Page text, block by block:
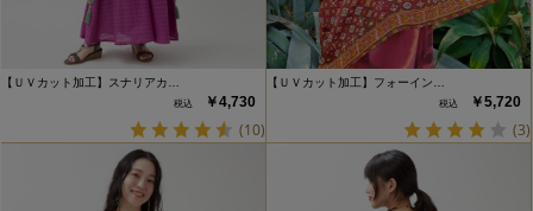
【ＵＶカット加工】スナリアカ…
￥4,730
(10)
【ＵＶカット加工】フォーイン…
￥5,720
(3)